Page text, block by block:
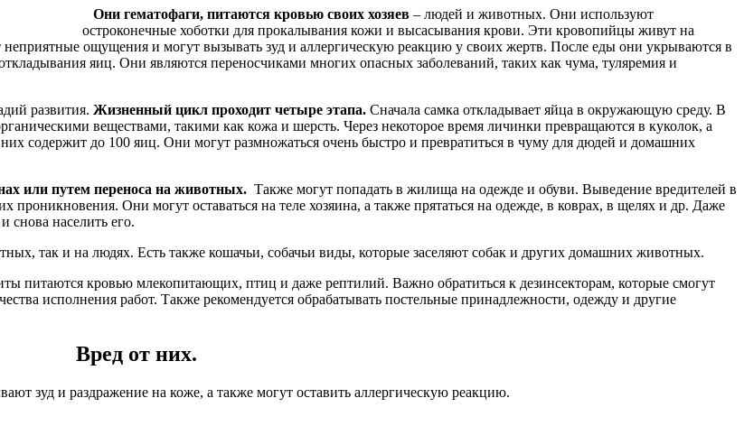
Они гематофаги, питаются кровью своих хозяев – людей и животных. Они используют
остроконечные хоботки для прокалывания кожи и высасывания крови. Эти кровопийцы живут на
ощущения и могут вызывать зуд и аллергическую реакцию у своих жертв. После еды они укрываются в
яиц. Они являются переносчиками многих опасных заболеваний, таких как чума, туляремия и
развития. Жизненный цикл проходит четыре этапа. Сначала самка откладывает яйца в окружающую среду. В
веществами, такими как кожа и шерсть. Через некоторое время личинки превращаются в куколок, а
содержит до 100 яиц. Они могут размножаться очень быстро и превратиться в чуму для дюдей и домашних
или путем переноса на животных. Также могут попадать в жилища на одежде и обуви. Выведение вредителей в
проникновения. Они могут оставаться на теле хозяина, а также прятаться на одежде, в коврах, в щелях и др. Даже
снова населить его.
так и на людях. Есть также кошачьи, собачьи виды, которые заселяют собак и других домашних животных.
питаются кровью млекопитающих, птиц и даже рептилий. Важно обратиться к дезинсекторам, которые смогут
исполнения работ. Также рекомендуется обрабатывать постельные принадлежности, одежду и другие
Вред от них.
зуд и раздражение на коже, а также могут оставить аллергическую реакцию.